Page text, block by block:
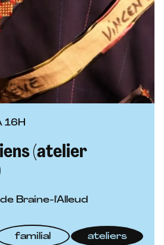
16H
(atelier
Braine-l'Alleud
familial ateliers